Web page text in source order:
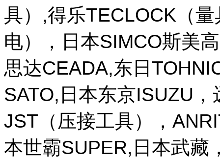
具）,得乐TECLOCK（
电），日本SIMCO斯美
思达CEADA,东日
SATO,日本东京ISUZU
JST（压接工具），
本世霸SUPER,日本武藏